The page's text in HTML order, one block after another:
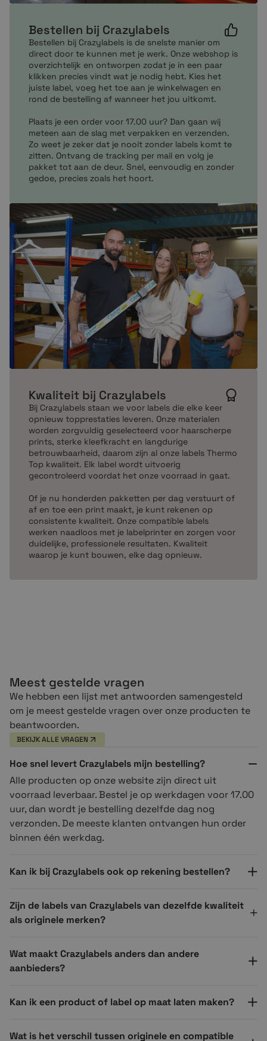
customer service zit altijd voor je klaar om je te helpen
bij het maken van de juiste en enige keuze.
Bestellen bij Crazylabels
Bestellen bij Crazylabels is de snelste manier om
direct door te kunnen met je werk. Onze webshop is
overzichtelijk en ontworpen zodat je in een paar
klikken precies vindt wat je nodig hebt. Kies het
juiste label, voeg het toe aan je winkelwagen en
rond de bestelling af wanneer het jou uitkomt.
Plaats je een order voor 17.00 uur? Dan gaan wij
meteen aan de slag met verpakken en verzenden.
Zo weet je zeker dat je nooit zonder labels komt te
zitten. Ontvang de tracking per mail en volg je
pakket tot aan de deur. Snel, eenvoudig en zonder
gedoe, precies zoals het hoort.
Kwaliteit bij Crazylabels
Bij Crazylabels staan we voor labels die elke keer
opnieuw topprestaties leveren. Onze materialen
worden zorgvuldig geselecteerd voor haarscherpe
prints, sterke kleefkracht en langdurige
betrouwbaarheid, daarom zijn al onze labels Thermo
Top kwaliteit. Elk label wordt uitvoerig
gecontroleerd voordat het onze voorraad in gaat.
Of je nu honderden pakketten per dag verstuurt of
af en toe een print maakt, je kunt rekenen op
consistente kwaliteit. Onze compatible labels
werken naadloos met je labelprinter en zorgen voor
duidelijke, professionele resultaten. Kwaliteit
waarop je kunt bouwen, elke dag opnieuw.
Meest gestelde vragen
We hebben een lijst met antwoorden samengesteld
om je meest gestelde vragen over onze producten te
beantwoorden.
BEKIJK ALLE VRAGEN
Hoe snel levert Crazylabels mijn bestelling?
Alle producten op onze website zijn direct uit
voorraad leverbaar. Bestel je op werkdagen voor 17.00
uur, dan wordt je bestelling dezelfde dag nog
verzonden. De meeste klanten ontvangen hun order
binnen één werkdag.
Kan ik bij Crazylabels ook op rekening bestellen?
Zijn de labels van Crazylabels van dezelfde kwaliteit
als originele merken?
Wat maakt Crazylabels anders dan andere
aanbieders?
Kan ik een product of label op maat laten maken?
Wat is het verschil tussen originele en compatible